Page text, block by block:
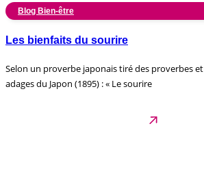
Blog Bien-être
Les bienfaits du sourire
Selon un proverbe japonais tiré des proverbes et
adages du Japon (1895) : « Le sourire